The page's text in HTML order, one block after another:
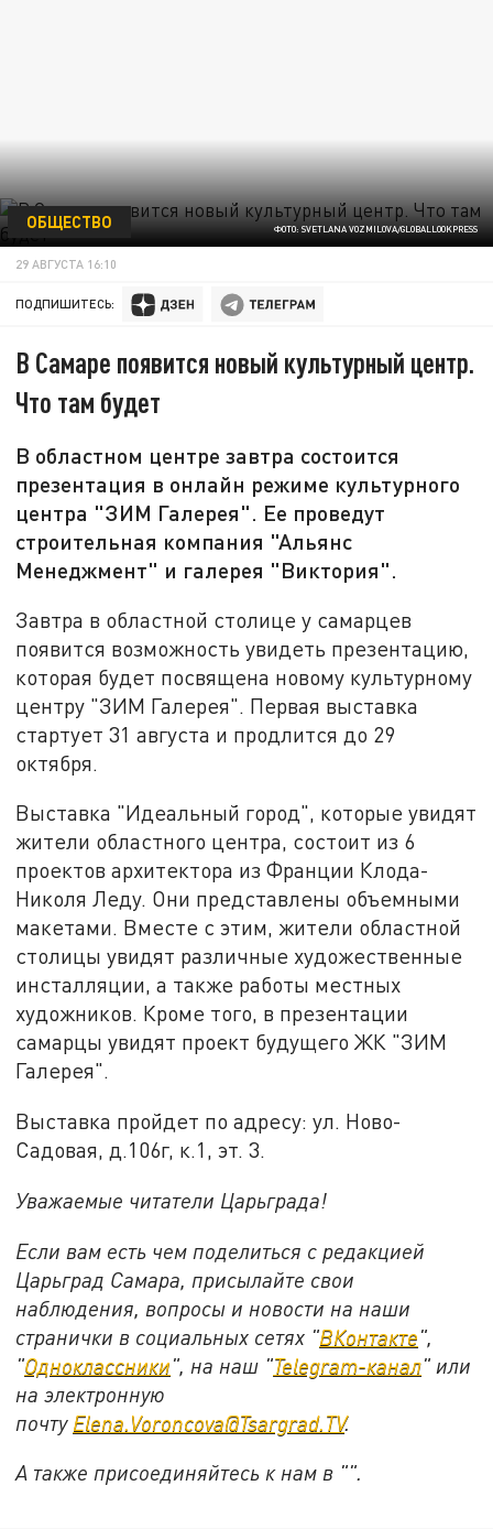
ФОТО: SVETLANA VOZMILOVA/GLOBALLOOKPRESS
ОБЩЕСТВО
29 АВГУСТА 16:10
ПОДПИШИТЕСЬ:
В Самаре появится новый культурный центр.
Что там будет
В областном центре завтра состоится
презентация в онлайн режиме культурного
центра "ЗИМ Галерея". Ее проведут
строительная компания "Альянс
Менеджмент" и галерея "Виктория".
Завтра в областной столице у самарцев
появится возможность увидеть презентацию,
которая будет посвящена новому культурному
центру "ЗИМ Галерея". Первая выставка
стартует 31 августа и продлится до 29
октября.
Выставка "Идеальный город", которые увидят
жители областного центра, состоит из 6
проектов архитектора из Франции Клода-
Николя Леду. Они представлены объемными
макетами. Вместе с этим, жители областной
столицы увидят различные художественные
инсталляции, а также работы местных
художников. Кроме того, в презентации
самарцы увидят проект будущего ЖК "ЗИМ
Галерея".
Выставка пройдет по адресу: ул. Ново-
Садовая, д.106г, к.1, эт. 3.
Уважаемые читатели Царьграда!
Если вам есть чем поделиться с редакцией
Царьград Самара, присылайте свои
наблюдения, вопросы и новости на наши
странички в социальных сетях "ВКонтакте",
"Одноклассники", на наш "Telegram-канал" или
на электронную
почту Elena.Voroncova@Tsargrad.TV.
А также присоединяйтесь к нам в "".